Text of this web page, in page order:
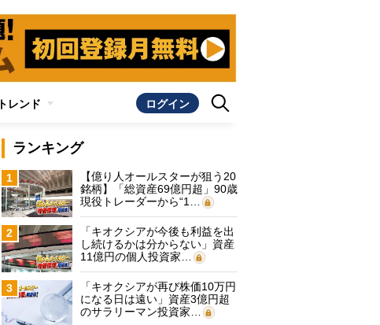
トレンド ログイン
ランキング
1
【億り人オールスターが狙う20
銘柄】「総資産69億円超」90歳
現役トレーダーから“1…
2
「キオクシアが今後も利益を出
し続けるかは分からない」資産
11億円の個人投資家…
3
「キオクシアが再び株価10万円
になる日は遠い」資産3億円超
のサラリーマン投資家…